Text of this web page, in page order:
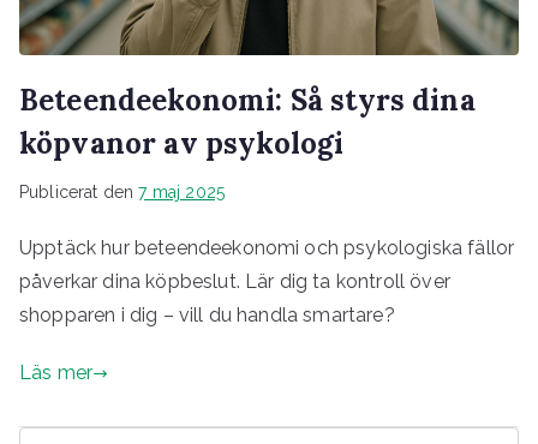
Beteendeekonomi: Så styrs dina
köpvanor av psykologi
Publicerat den7 maj 2025
Upptäck hur beteendeekonomi och psykologiska fällor
påverkar dina köpbeslut. Lär dig ta kontroll över
shopparen i dig – vill du handla smartare?
Läs mer